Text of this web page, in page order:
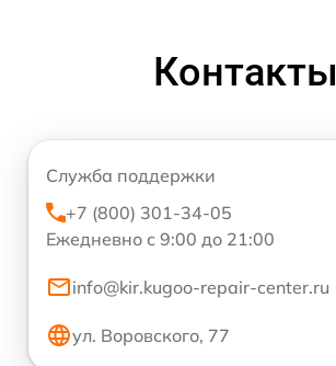
Контакты
Служба поддержки
+7 (800) 301-34-05
Ежедневно с 9:00 до 21:00
info@kir.kugoo-repair-center.ru
ул. Воровского, 77